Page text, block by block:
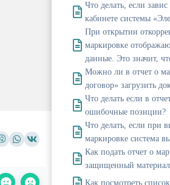
Что делать, если
кабинете системы
При открытии
маркировке
данные. Это значит,
Можно ли в отчет о
договор» загрузить
Что делать если в
ошибочные позиции?
Что делать, если при
маркировке система
Как подать отчет о
защищенный
Как посмотреть